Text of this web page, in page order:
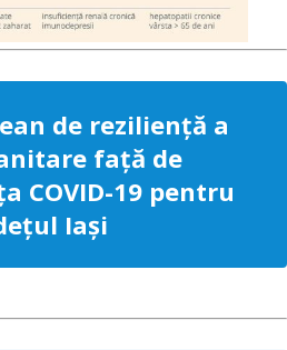
de reziliență a
față de
COVID-19 pentru
Iași